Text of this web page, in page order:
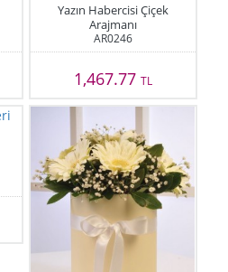
Yazın Habercisi Çiçek
Arajmanı
AR0246
1,467.77 TL